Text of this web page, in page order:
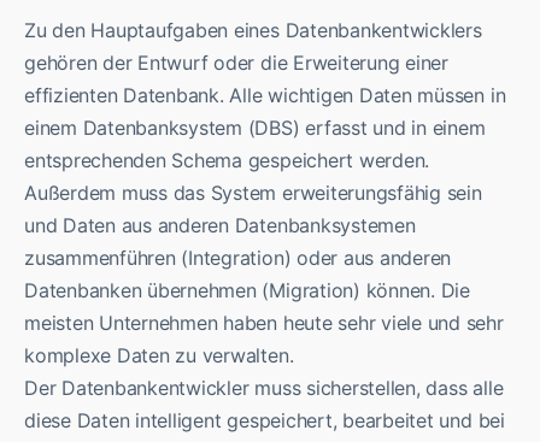
Zu den Hauptaufgaben eines Datenbankentwicklers
gehören der Entwurf oder die Erweiterung einer
effizienten Datenbank. Alle wichtigen Daten müssen in
einem Datenbanksystem (DBS) erfasst und in einem
entsprechenden Schema gespeichert werden.
Außerdem muss das System erweiterungsfähig sein
und Daten aus anderen Datenbanksystemen
zusammenführen (Integration) oder aus anderen
Datenbanken übernehmen (Migration) können. Die
meisten Unternehmen haben heute sehr viele und sehr
komplexe Daten zu verwalten.
Der Datenbankentwickler muss sicherstellen, dass alle
diese Daten intelligent gespeichert, bearbeitet und bei